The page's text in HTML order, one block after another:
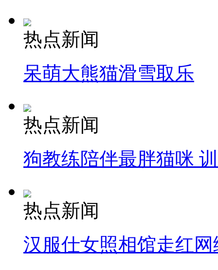
热点新闻
呆萌大熊猫滑雪取乐
热点新闻
狗教练陪伴最胖猫咪
热点新闻
汉服仕女照相馆走红网